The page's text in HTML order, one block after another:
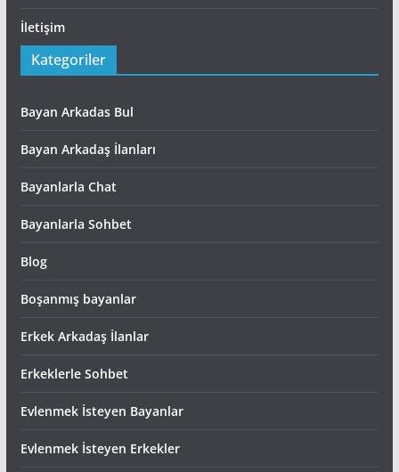
İletişim
Kategoriler
Bayan Arkadas Bul
Bayan Arkadaş İlanları
Bayanlarla Chat
Bayanlarla Sohbet
Blog
Boşanmış bayanlar
Erkek Arkadaş İlanlar
Erkeklerle Sohbet
Evlenmek İsteyen Bayanlar
Evlenmek İsteyen Erkekler